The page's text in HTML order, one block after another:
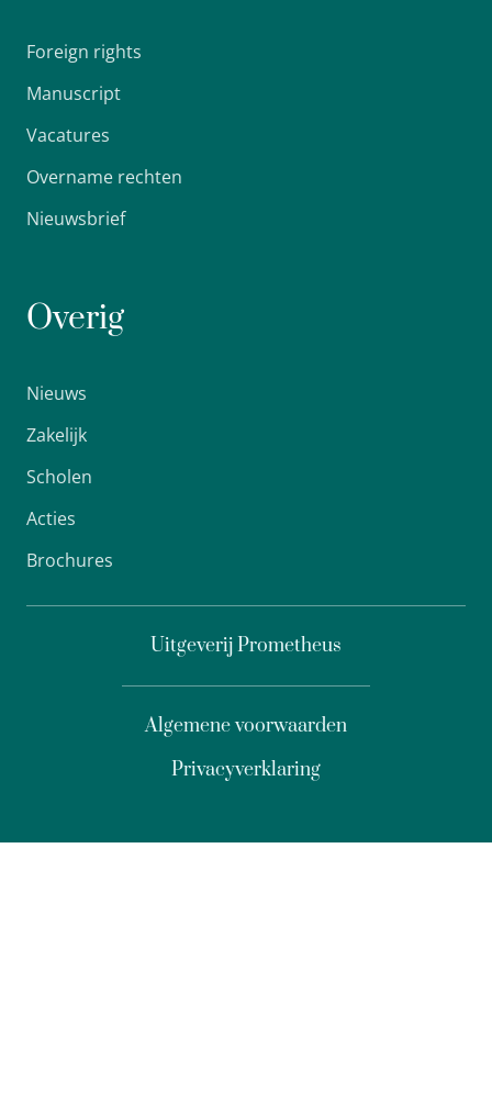
Foreign rights
Manuscript
Vacatures
Overname rechten
Nieuwsbrief
Overig
Nieuws
Zakelijk
Scholen
Acties
Brochures
Uitgeverij Prometheus
Privacyverklaring
Algemene voorwaarden